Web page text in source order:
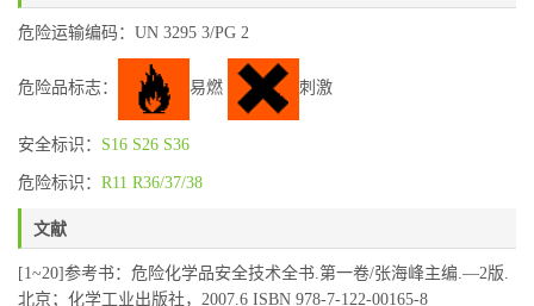
危险运输编码：UN 3295 3/PG 2
危险品标志： 易燃 刺激
安全标识： S16 S26 S36
危险标识： R11 R36/37/38
文献
[1~20]参考书：危险化学品安全技术全书.第一卷/张海峰主编.—2版.
北京；化学工业出版社，2007.6 ISBN 978-7-122-00165-8